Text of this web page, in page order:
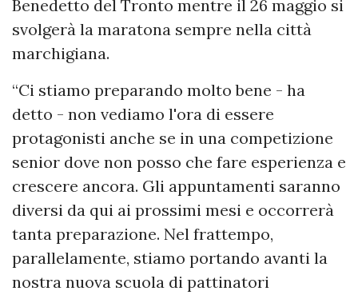
Benedetto del Tronto mentre il 26 maggio si
svolgerà la maratona sempre nella città
marchigiana.
“Ci stiamo preparando molto bene - ha
detto - non vediamo l'ora di essere
protagonisti anche se in una competizione
senior dove non posso che fare esperienza e
crescere ancora. Gli appuntamenti saranno
diversi da qui ai prossimi mesi e occorrerà
tanta preparazione. Nel frattempo,
parallelamente, stiamo portando avanti la
nostra nuova scuola di pattinatori